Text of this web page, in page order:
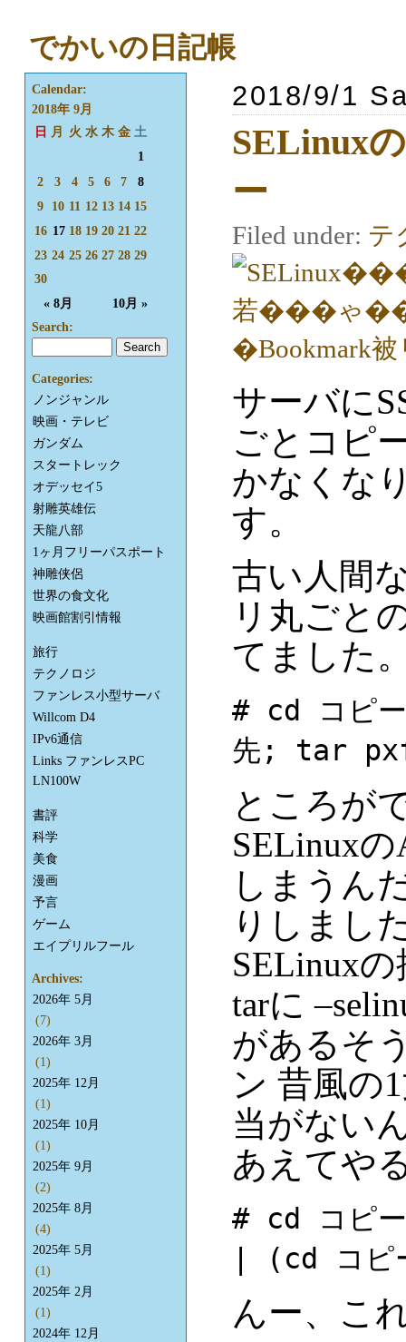
でかいの日記帳
2018/9/1
SELinux
ー
Filed under: テ
サーバに
ごとコピ
かなくな
す。
古い人間
リ丸ごと
てました
# cd コ
先; tar
ところが
SELinux
しまうん
りしまし
SELinux
tarに
があるそ
ン 昔風の
当がない
あえてや
# cd コ
| (cd コ
んー、こ
Calendar:
2018年 9月
日
月 火 水 木 金 土
« 8月 10月 »
1
2
3 4 5 6 7
8
9
10 11 12 13 14 15
16 17 18 19 20 21 22
23 24 25 26 27 28 29
30
Search:
Categories:
ノンジャンル
映画・テレビ
ガンダム
スタートレック
オデッセイ5
射雕英雄伝
天龍八部
1ヶ月フリーパスポート
神雕侠侶
世界の食文化
映画館割引情報
旅行
テクノロジ
ファンレス小型サーバ
Willcom D4
IPv6通信
Links ファンレスPC
LN100W
書評
科学
美食
漫画
予言
ゲーム
エイプリルフール
Archives:
2026年 5月
(7)
2026年 3月
(1)
2025年 12月
(1)
2025年 10月
(1)
2025年 9月
(2)
2025年 8月
(4)
2025年 5月
(1)
2025年 2月
(1)
2024年 12月